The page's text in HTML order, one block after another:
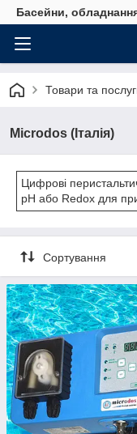
Басейни,
Товари та
Microdos (Італія)
Цифрові
pH або Redox для
Сортування